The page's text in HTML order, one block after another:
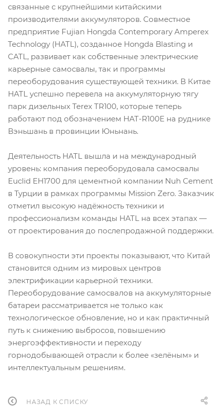
связанные с крупнейшими китайскими
производителями аккумуляторов. Совместное
предприятие Fujian Hongda Contemporary Amperex
Technology (HATL), созданное Hongda Blasting и
CATL, развивает как собственные электрические
карьерные самосвалы, так и программы
переоборудования существующей техники. В Китае
HATL успешно перевела на аккумуляторную тягу
парк дизельных Terex TR100, которые теперь
работают под обозначением HAT-R100E на руднике
Вэньшань в провинции Юньнань.
Деятельность HATL вышла и на международный
уровень: компания переоборудовала самосвалы
Euclid EH1700 для цементной компании Nuh Cement
в Турции в рамках программы Mission Zero. Заказчик
отметил высокую надёжность техники и
профессионализм команды HATL на всех этапах —
от проектирования до послепродажной поддержки.
В совокупности эти проекты показывают, что Китай
становится одним из мировых центров
электрификации карьерной техники.
Переоборудование самосвалов на аккумуляторные
батареи рассматривается не только как
технологическое обновление, но и как практичный
путь к снижению выбросов, повышению
энергоэффективности и переходу
горнодобывающей отрасли к более «зелёным» и
интеллектуальным решениям.
НАЗАД К СПИСКУ